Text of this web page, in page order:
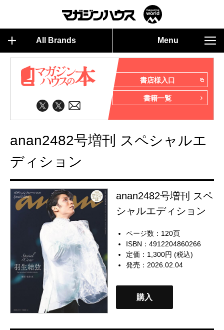
All Brands Menu
書店様入口
書籍一覧
anan2482号増刊 スペシャルエ
ディション
anan2482号増刊 スペ
シャルエディション
ページ数：120頁
ISBN：4912204860266
定価：1,300円 (税込)
発売：2026.02.04
購入